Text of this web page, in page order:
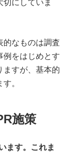
にしていま
的なものは調査
例をはじめとす
ますが、基本的
。
施策
ます。これま